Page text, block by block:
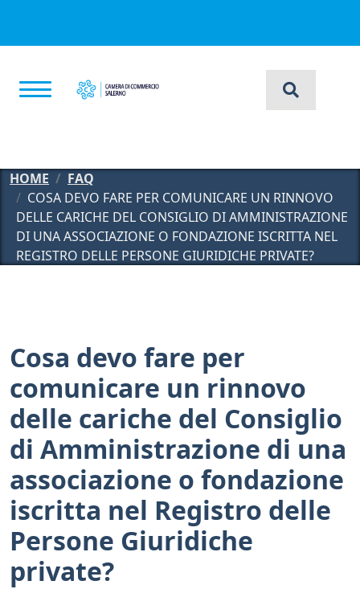
HOME
FAQ
COSA DEVO FARE PER COMUNICARE UN RINNOVO
DELLE CARICHE DEL CONSIGLIO DI AMMINISTRAZIONE
DI UNA ASSOCIAZIONE O FONDAZIONE ISCRITTA NEL
REGISTRO DELLE PERSONE GIURIDICHE PRIVATE?
Cosa devo fare per
comunicare un rinnovo
delle cariche del Consiglio
di Amministrazione di una
associazione o fondazione
iscritta nel Registro delle
Persone Giuridiche
private?